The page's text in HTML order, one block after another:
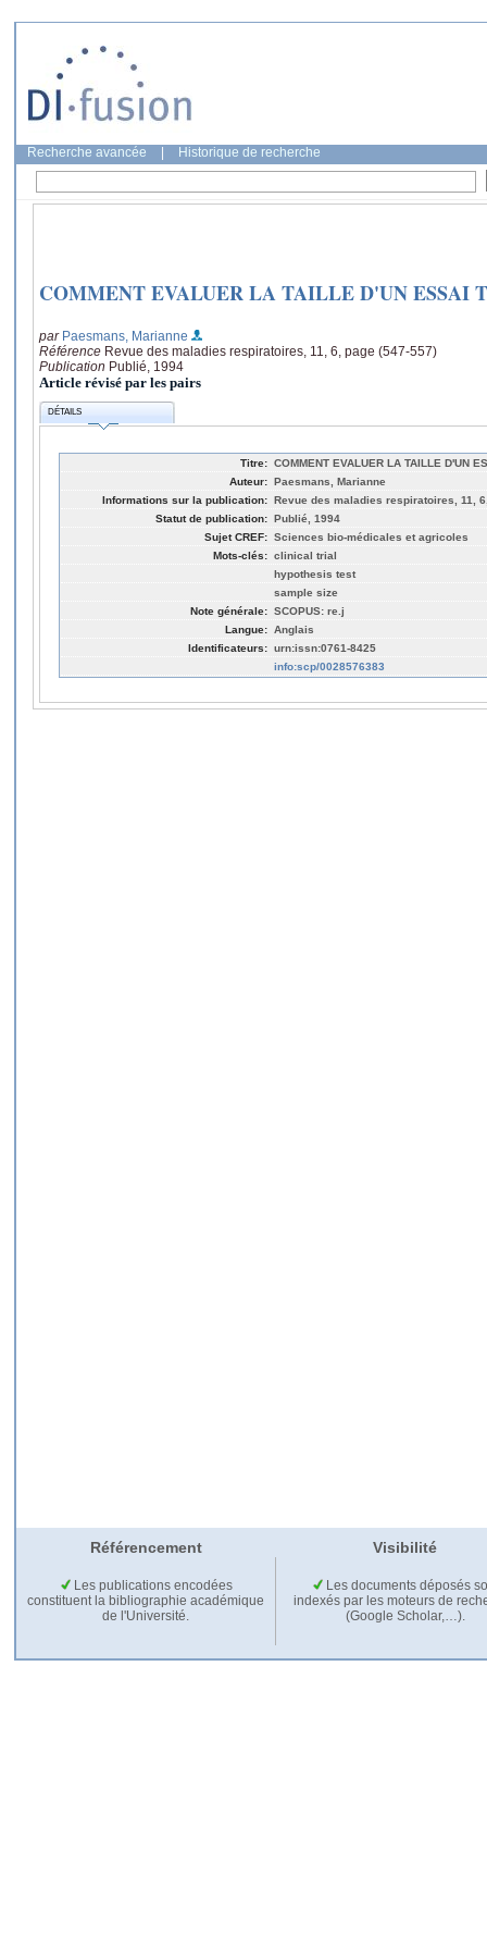
Recherche avancée Historique de recherche
COMMENT EVALUER LA TAILLE D'UN ESSAI
par Paesmans, Marianne
Référence Revue des maladies respiratoires, 11, 6, page (547-557)
Publication Publié, 1994
Article révisé par les pairs
DÉTAILS
Titre: COMMENT EVALUER LA TAILLE D'UN
Auteur: Paesmans, Marianne
Informations sur la publication: Revue des maladies respiratoires, 11,
Statut de publication: Publié, 1994
Sujet CREF: Sciences bio-médicales et agricoles
Mots-clés: clinical trial
hypothesis test
sample size
Note générale: SCOPUS: re.j
Langue: Anglais
Identificateurs: urn:issn:0761-8425
info:scp/0028576383
Référencement Visibilité
Les publications encodées
constituent la bibliographie académique
de l'Université.
Les documents déposés
indexés par les moteurs de
(Google Scholar,…).